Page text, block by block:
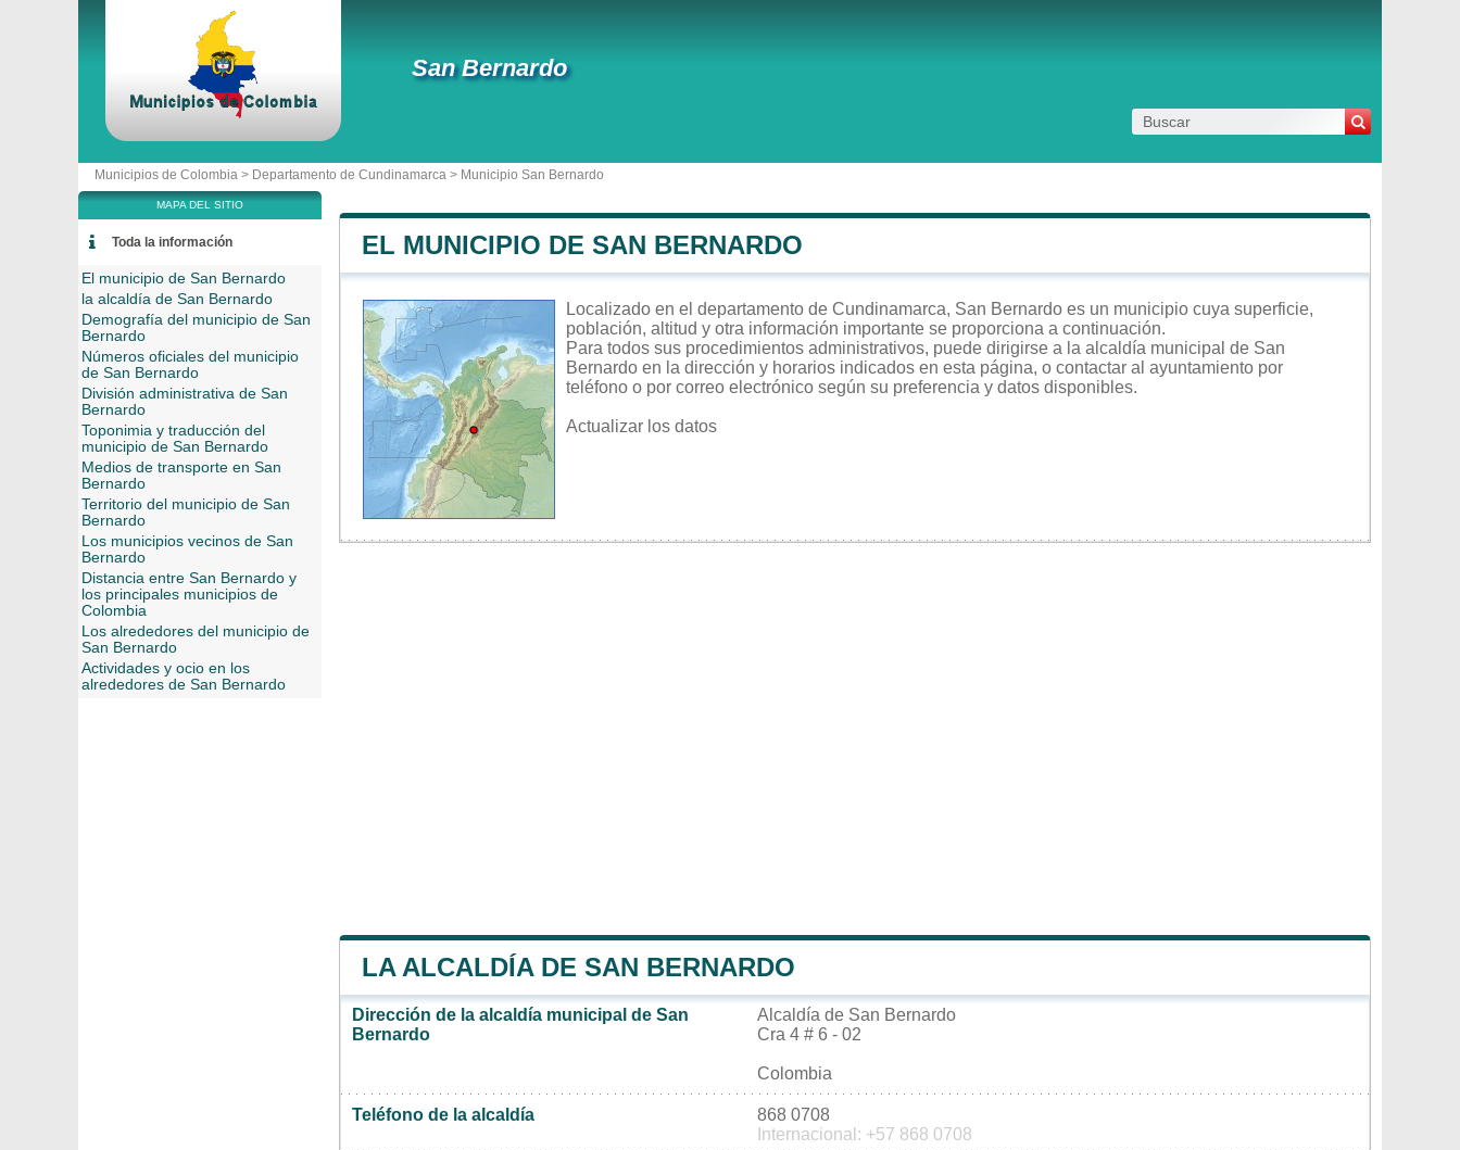
San Bernardo
Municipios de Colombia > Departamento de Cundinamarca > Municipio San Bernardo
EL MUNICIPIO DE SAN BERNARDO
Localizado en el departamento de Cundinamarca, San Bernardo es un municipio cuya superficie,
población, altitud y otra información importante se proporciona a continuación.
Para todos sus procedimientos administrativos, puede dirigirse a la alcaldía municipal de San
Bernardo en la dirección y horarios indicados en esta página, o contactar al ayuntamiento por
teléfono o por correo electrónico según su preferencia y datos disponibles.
Actualizar los datos
LA ALCALDÍA DE SAN BERNARDO
Dirección de la alcaldía municipal de San
Bernardo
Alcaldía de San Bernardo
Cra 4 # 6 - 02
Colombia
Teléfono de la alcaldía
868 0708
Internacional: +57 868 0708
MAPA DEL SITIO
Toda la información
El municipio de San Bernardo
la alcaldía de San Bernardo
Demografía del municipio de San
Bernardo
Números oficiales del municipio
de San Bernardo
División administrativa de San
Bernardo
Toponimia y traducción del
municipio de San Bernardo
Medios de transporte en San
Bernardo
Territorio del municipio de San
Bernardo
Los municipios vecinos de San
Bernardo
Distancia entre San Bernardo y
los principales municipios de
Colombia
Los alrededores del municipio de
San Bernardo
Actividades y ocio en los
alrededores de San Bernardo